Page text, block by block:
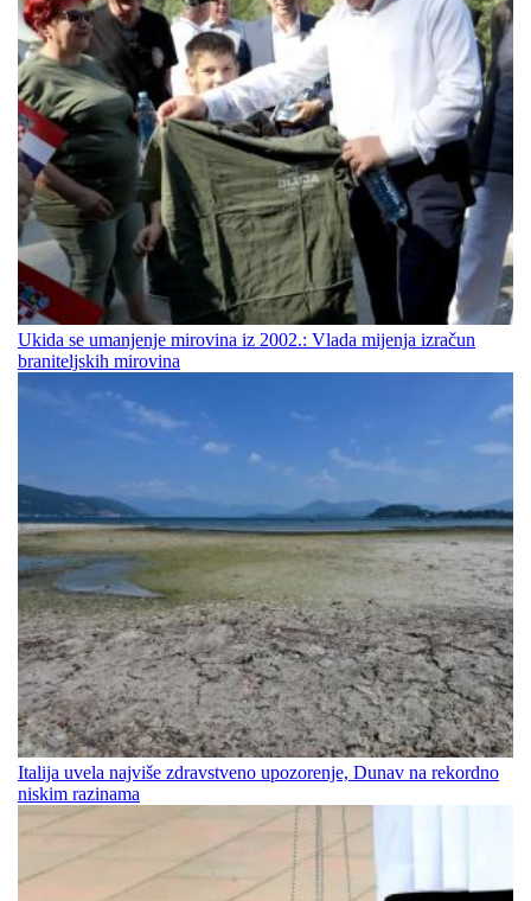
Ukida se umanjenje mirovina iz 2002.: Vlada mijenja izračun
braniteljskih mirovina
Italija uvela najviše zdravstveno upozorenje, Dunav na rekordno
niskim razinama